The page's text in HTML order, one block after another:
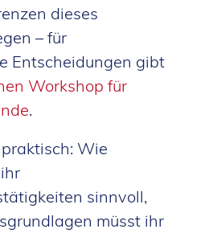
dieses
– für
Entscheidungen gibt
Workshop für
.
Wie
sinnvoll,
müsst ihr